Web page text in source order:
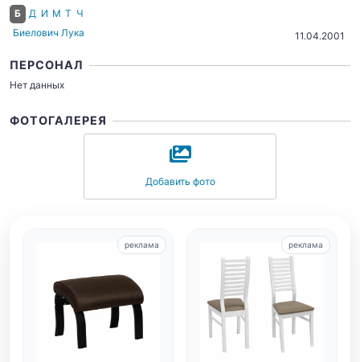
Б Д И М Т Ч
Биелович Лука
11.04.2001
ПЕРСОНАЛ
Нет данных
ФОТОГАЛЕРЕЯ
Добавить фото
реклама реклама